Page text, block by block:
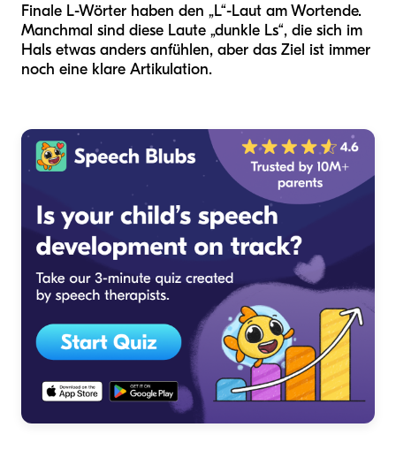
Finale L-Wörter haben den „L“-Laut am Wortende.
Manchmal sind diese Laute „dunkle Ls“, die sich im
Hals etwas anders anfühlen, aber das Ziel ist immer
noch eine klare Artikulation.